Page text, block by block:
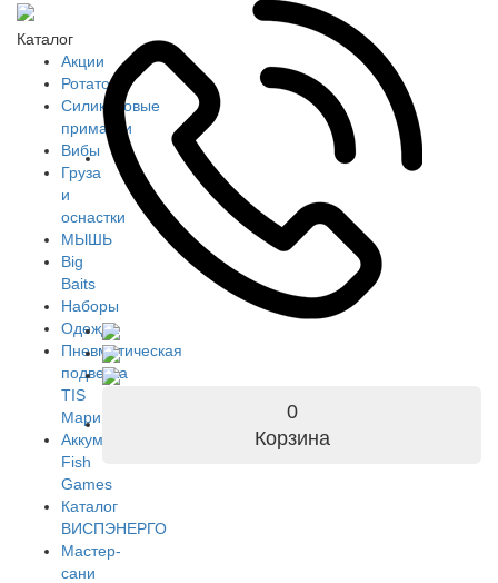
Каталог
Акции
Ротаторы
Силиконовые
приманки
Вибы
Груза
и
оснастки
МЫШЬ
Big
Baits
Наборы
Одежда
Пневматическая
подвеска
TIS
Марин
Аккумуляторы
Fish
Games
Каталог
ВИСПЭНЕРГО
Мастер-
сани
0
Корзина